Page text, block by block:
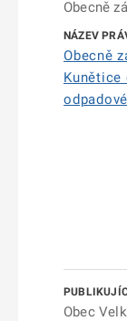
Obecně
Obecně
Kunětice
Obec